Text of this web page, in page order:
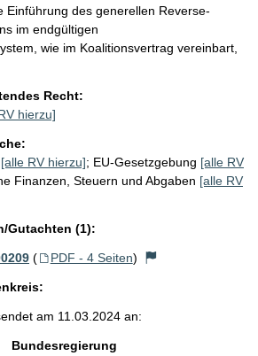
Einführung des generellen Reverse-
im endgültigen
wie im Koalitionsvertrag vereinbart,
Recht:
hierzu]
[alle RV hierzu]; EU-Gesetzgebung [alle RV
Finanzen, Steuern und Abgaben [alle RV
Gutachten (1):
( PDF - 4 Seiten)
am 11.03.2024 an:
Bundesregierung